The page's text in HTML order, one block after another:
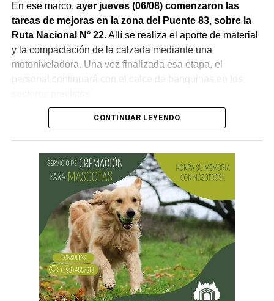
En ese marco, ayer jueves (06/08) comenzaron las
tareas de mejoras en la zona del Puente 83, sobre la
Ruta Nacional N° 22. Allí se realiza el aporte de material
y la compactación de la calzada mediante una
motoniveladora. Una vez finalizada esa etapa, el
personal continuará con el calce de banquinas en los
Desde Vialidad Nacional informaron que,durante las
próximas semanas, el operativo de bacheo será
reforzado con dos nuevas cuadrillas de trabajo y dos
camiones bacheadores, lo que permitirá incrementar
el ritmo de ejecución y optimizar las tareas de
CONTINUAR LEYENDO